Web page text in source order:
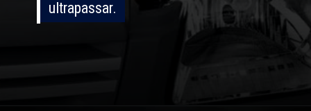
ultrapassar.
ultrapassar.